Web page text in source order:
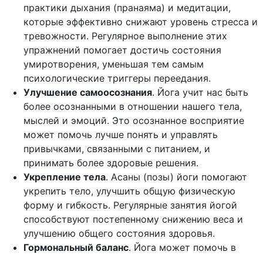
практики дыхания (пранаяма) и медитации,
которые эффективно снижают уровень стресса и
тревожности. Регулярное выполнение этих
упражнений помогает достичь состояния
умиротворения, уменьшая тем самым
психологические триггеры переедания.
Улучшение самоосознания. Йога учит нас быть
более осознанными в отношении нашего тела,
мыслей и эмоций. Это осознанное восприятие
может помочь лучше понять и управлять
привычками, связанными с питанием, и
принимать более здоровые решения.
Укрепление тела. Асаны (позы) йоги помогают
укрепить тело, улучшить общую физическую
форму и гибкость. Регулярные занятия йогой
способствуют постепенному снижению веса и
улучшению общего состояния здоровья.
Гормональный баланс. Йога может помочь в